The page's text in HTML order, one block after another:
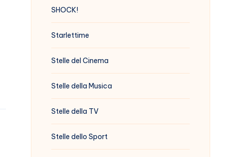
SHOCK!
Starlettime
Stelle del Cinema
Stelle della Musica
Stelle della TV
Stelle dello Sport